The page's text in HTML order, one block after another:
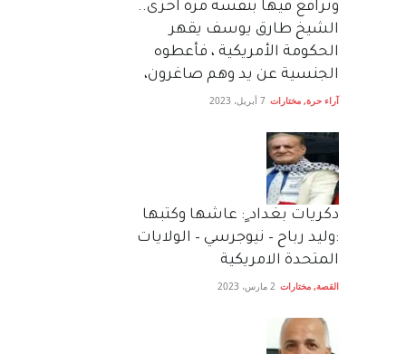
وترافع فيها بنفسه مرة اخرى..
الشيخ طارق يوسف يقهر
الحكومة الأمريكية ، فأعطوه
الجنسية عن يد وهم صاغرون،
آراء حرة, مختارات 7 أبريل، 2023
دكريات بغداد ٍ: عاشها وكتبها
:وليد رباح – نيوجرسي – الولايات
المتحدة الامريكية
القصة, مختارات 2 مارس، 2023